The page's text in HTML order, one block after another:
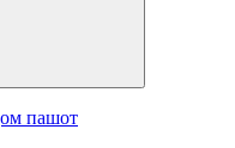
пашот